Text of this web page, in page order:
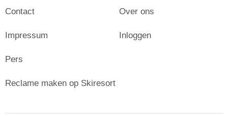
Contact
Impressum
Pers
Over ons
Inloggen
Reclame maken op Skiresort